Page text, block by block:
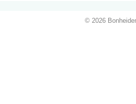
© 2026